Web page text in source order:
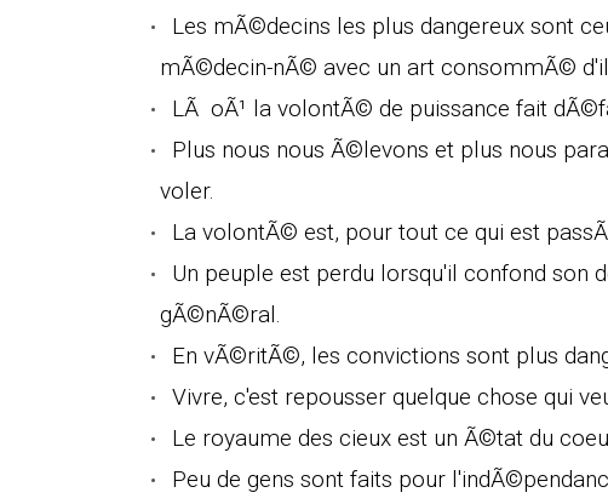
Les mÃ©decins les plus dangereux sont
mÃ©decin-nÃ© avec un art consommÃ©
LÃ oÃ¹ la volontÃ© de puissance fait
Plus nous nous Ã©levons et plus nous
voler.
La volontÃ© est, pour tout ce qui est
Un peuple est perdu lorsqu'il confond son
gÃ©nÃ©ral.
En vÃ©ritÃ©, les convictions sont plus
Vivre, c'est repousser quelque chose qui
Le royaume des cieux est un Ã©tat du
Peu de gens sont faits pour